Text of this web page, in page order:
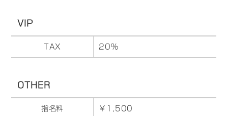
VIP
TAX 20%
OTHER
指名料 ￥1,500